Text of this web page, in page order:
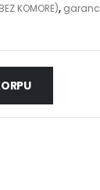
KOMORE),